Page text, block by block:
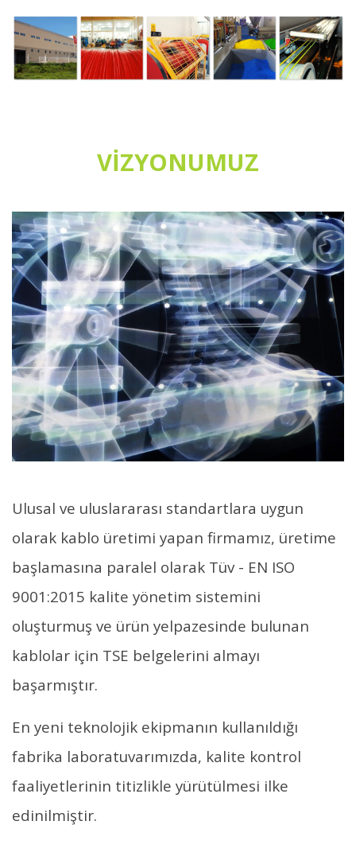
VİZYONUMUZ
Ulusal ve uluslararası standartlara uygun
olarak kablo üretimi yapan firmamız, üretime
başlamasına paralel olarak Tüv - EN ISO
9001:2015 kalite yönetim sistemini
oluşturmuş ve ürün yelpazesinde bulunan
kablolar için TSE belgelerini almayı
başarmıştır.
En yeni teknolojik ekipmanın kullanıldığı
fabrika laboratuvarımızda, kalite kontrol
faaliyetlerinin titizlikle yürütülmesi ilke
edinilmiştir.